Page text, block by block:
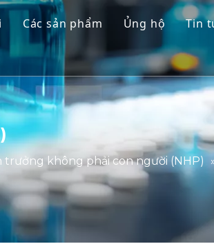
Các sản phẩm
Mô hình linh trưởng không phải
Mô hình động vật gặm nhấm
Mô người & Mô hình Ex Vivo
Đánh giá hiệu quả tích hợp
Y học tịnh tiến & dấu ấn sinh học
Hỗ trợ gửi IND
Ủng hộ
Dịch vụ
Tải xuống
Câu hỏi
Lời chứng
Tin
trưởng không phải con người (NHP)